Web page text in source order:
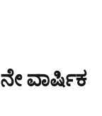
ವಾರ್ಷಿಕ